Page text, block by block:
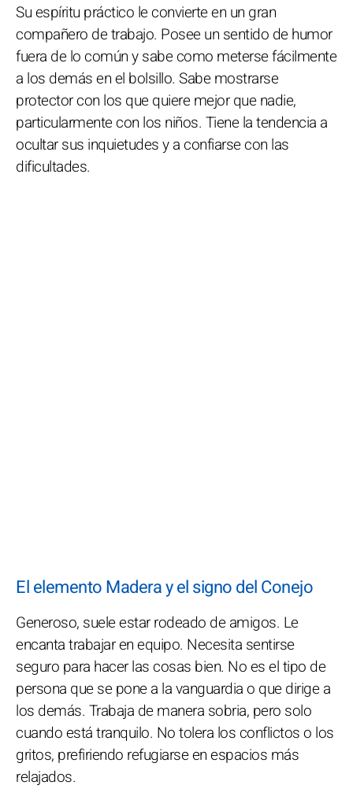
Su espíritu práctico le convierte en un gran
compañero de trabajo. Posee un sentido de humor
fuera de lo común y sabe como meterse fácilmente
a los demás en el bolsillo. Sabe mostrarse
protector con los que quiere mejor que nadie,
particularmente con los niños. Tiene la tendencia a
ocultar sus inquietudes y a confiarse con las
dificultades.
El elemento Madera y el signo del Conejo
Generoso, suele estar rodeado de amigos. Le
encanta trabajar en equipo. Necesita sentirse
seguro para hacer las cosas bien. No es el tipo de
persona que se pone a la vanguardia o que dirige a
los demás. Trabaja de manera sobria, pero solo
cuando está tranquilo. No tolera los conflictos o los
gritos, prefiriendo refugiarse en espacios más
relajados.